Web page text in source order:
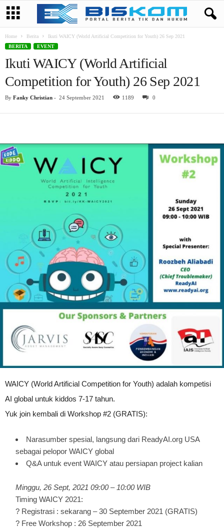
Home Berita
Ikuti WAICY (World Artificial Competition for Youth) 26 Sep 2021
BERITA
EVENT
Ikuti WAICY (World Artificial
Competition for Youth) 26 Sep 2021
By Fanky Christian - 24 September 2021 1189 0
WAICY (World Artificial Competition for Youth) adalah kompetisi
AI global untuk kiddos 7-17 tahun.
Yuk join kembali di Workshop #2 (GRATIS):
Narasumber spesial, langsung dari ReadyAI.org USA
sebagai pelopor WAICY global
Q&A untuk event WAICY atau persiapan project kalian
Minggu, 26 Sept, 2021 09:00 – 10:00 WIB
Timing WAICY 2021:
? Registrasi : sekarang – 30 September 2021 (GRATIS)
? Free Workshop : 26 September 2021